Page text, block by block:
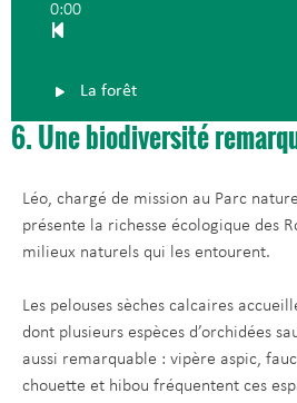
0:00
La forêt
6. Une biodiversité
Léo, chargé de mission au Parc
présente la richesse écologique des
milieux naturels qui les entourent.
Les pelouses sèches calcaires
dont plusieurs espèces d’orchidées
aussi remarquable : vipère aspic,
chouette et hibou fréquentent ces